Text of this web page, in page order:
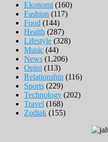
Ekonomi (160)
Fashion (117)
Food (144)
Health (287)
Lifestyle (328)
Music (44)
News (1,206)
Opini (113)
Relationship (116)
Sports (229)
Technology (202)
Travel (168)
Zodiak (155)